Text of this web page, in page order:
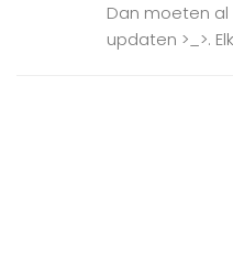
Dan moeten al
updaten >_>.